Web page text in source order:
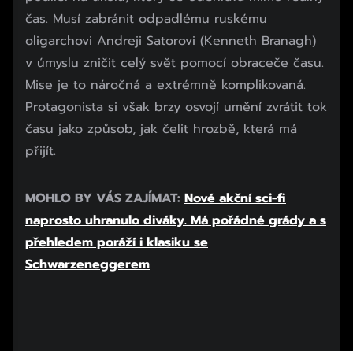
čas. Musí zabránit odpadlému ruskému
oligarchovi Andreji Satorovi (Kenneth Branagh)
v úmyslu zničit celý svět pomocí obraceče času.
Mise je to náročná a extrémně komplikovaná.
Protagonista si však brzy osvojí umění zvrátit tok
času jako způsob, jak čelit hrozbě, která má
přijít.
Začátek reklamy
Konec reklamy
MOHLO BY VÁS ZAJÍMAT: Nové akční sci-fi
naprosto uhranulo diváky. Má pořádné grády a s
přehledem poráží i klasiku se
Schwarzeneggerem